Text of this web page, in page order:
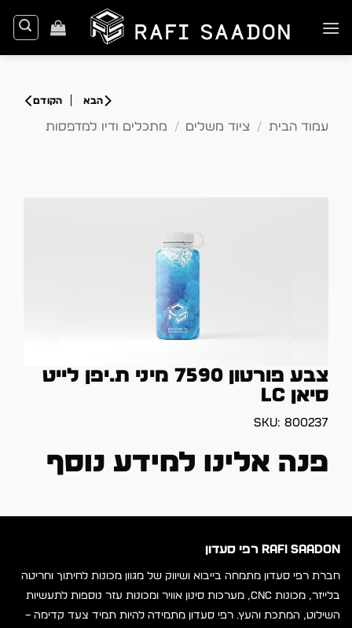
to
עמוד הבית / ציוד משלים / מתכלים ודיו למדפסות
צבע פורטון 7590 מיני ת.יפן לייט
סיאן LC
SKU: 800237
פנה אלינו למידע נוסף
RAFI SAADON רפי סעדון
חברת רפי סעדון מתמחה בייבוא ושיווק של מגוון מכונות לחיתוך וחריטה
בלייזר, מכונות CNC, מערכות סינון אוויר ומכונות עזר נוספות לתעשיות
השילוט, המתכת והעץ. רפי סעדון מתמידה להיות תמיד צעד קדימה –